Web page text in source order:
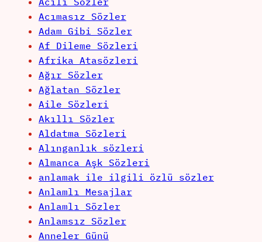
Acımasız Sözler
Adam Gibi Sözler
Af Dileme Sözleri
Afrika Atasözleri
Ağır Sözler
Ağlatan Sözler
Aile Sözleri
Akıllı Sözler
Aldatma Sözleri
Alınganlık sözleri
Almanca Aşk Sözleri
anlamak ile ilgili özlü sözler
Anlamlı Mesajlar
Anlamlı Sözler
Anlamsız Sözler
Anneler Günü